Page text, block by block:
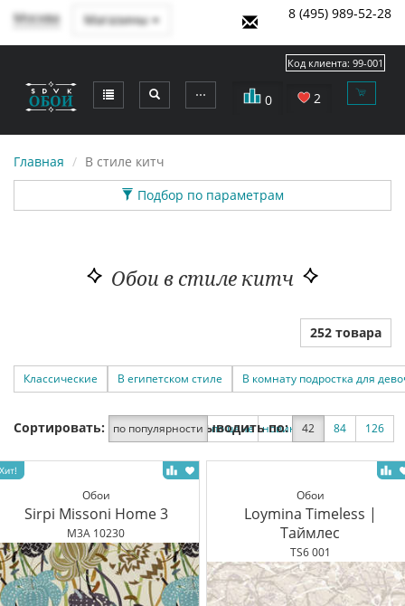
Москва Магазины 8 (495) 989-52-28
⋯ 0 2
Код клиента: 99-001
Главная
В стиле китч
Подбор по параметрам
Обои в стиле китч
252 товара
Классические В египетском стиле В комнату подростка для
Сортировать: по популярности по цене новинки по скидке
Выводить по: 42 84 126
Обои
Sirpi Missoni Home 3
M3A 10230
Обои
Loymina Timeless |
Таймлес
TS6 001